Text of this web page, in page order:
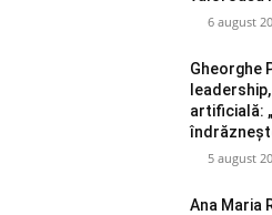
6 august
Gheorghe
artificială:
5 august
Ana Maria